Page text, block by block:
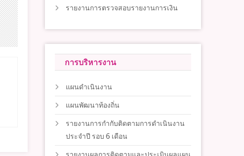
รายงานการตรวจสอบรายงานการเงิน
การบริหารงาน
แผนดำเนินงาน
แผนพัฒนาท้องถิ่น
รายงานการกำกับติดตามการดำเนินงาน
ประจำปี รอบ 6 เดือน